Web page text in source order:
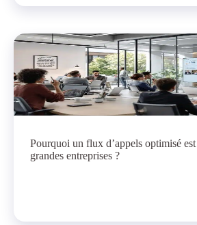
Pourquoi un flux d’appels optimisé
grandes entreprises ?